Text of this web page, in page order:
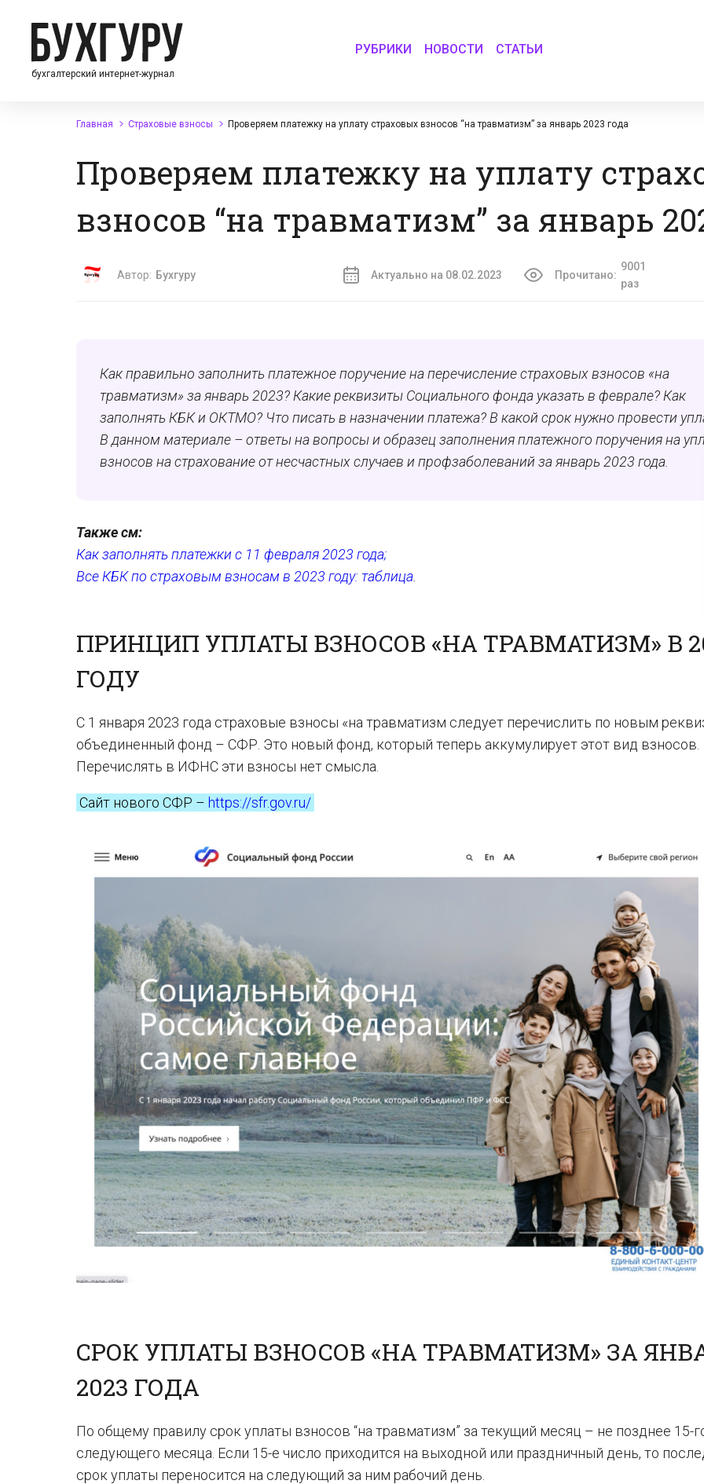
бухгалтерский интернет-журнал
РУБРИКИ НОВОСТИ СТАТЬИ
Главная Страховые взносы Проверяем платежку на уплату страховых взносов “на травматизм” за январь 2023 года
Проверяем платежку на уплату
взносов “на травматизм” за январь
Автор: Бухгуру Актуально на 08.02.2023 Прочитано:
9001
раз
Как правильно заполнить платежное поручение на перечисление страховых взносов «на
травматизм» за январь 2023? Какие реквизиты Социального фонда указать в феврале? Как
заполнять КБК и ОКТМО? Что писать в назначении платежа? В какой срок нужно провести
В данном материале – ответы на вопросы и образец заполнения платежного поручения на
взносов на страхование от несчастных случаев и профзаболеваний за январь 2023 года.
Также см:
Как заполнять платежки с 11 февраля 2023 года;
Все КБК по страховым взносам в 2023 году: таблица
ПРИНЦИП УПЛАТЫ ВЗНОСОВ «НА ТРАВМАТИЗМ» В
ГОДУ
С 1 января 2023 года страховые взносы «на травматизм следует перечислить по новым
объединенный фонд – СФР. Это новый фонд, который теперь аккумулирует этот вид взносов.
Перечислять в ИФНС эти взносы нет смысла.
Сайт нового СФР – https://sfr.gov.ru/
СРОК УПЛАТЫ ВЗНОСОВ «НА ТРАВМАТИЗМ» ЗА
2023 ГОДА
По общему правилу срок уплаты взносов “на травматизм” за текущий месяц – не позднее 15-
следующего месяца. Если 15-е число приходится на выходной или праздничный день, то
срок уплаты переносится на следующий за ним рабочий день.